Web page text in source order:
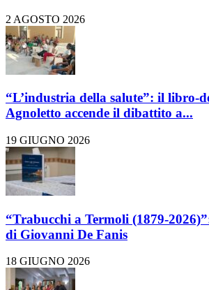
2 AGOSTO 2026
“L’industria della salute”: il libro-
Agnoletto accende il dibattito a...
19 GIUGNO 2026
“Trabucchi a Termoli (1879-
di Giovanni De Fanis
18 GIUGNO 2026